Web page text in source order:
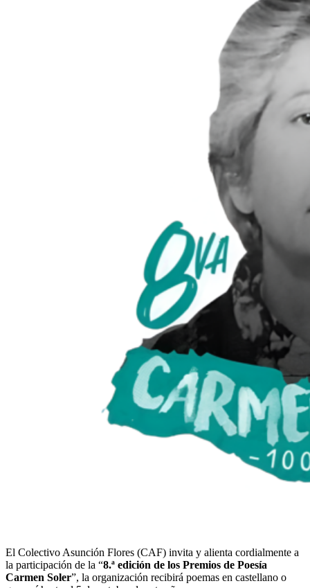
El Colectivo Asunción Flores (CAF) invita y alienta cordialmente a
la participación de la “8.ª edición de los Premios de Poesía
Carmen Soler”, la organización recibirá poemas en castellano o